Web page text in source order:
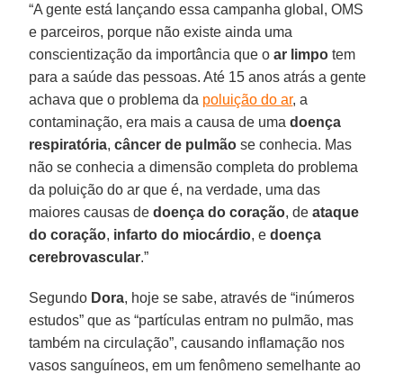
“A gente está lançando essa campanha global, OMS
e parceiros, porque não existe ainda uma
conscientização da importância que oar limpo tem
para a saúde das pessoas. Até 15 anos atrás a gente
achava que o problema da poluição do ar, a
contaminação, era mais a causa de umadoença
respiratória,câncer de pulmão se conhecia. Mas
não se conhecia a dimensão completa do problema
da poluição do ar que é, na verdade, uma das
maiores causas dedoença do coração, deataque
do coração, infarto do miocárdio, edoença
cerebrovascular.”
Segundo Dora, hoje se sabe, através de “inúmeros
estudos” que as “partículas entram no pulmão, mas
também na circulação”, causando inflamação nos
vasos sanguíneos, em um fenômeno semelhante ao